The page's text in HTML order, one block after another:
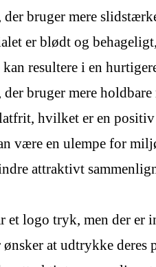
bruger mere
er blødt og
resultere i en
bruger mere holdbare
hvilket er en
være en ulempe for
attraktivt
et logo tryk, men der er
at udtrykke